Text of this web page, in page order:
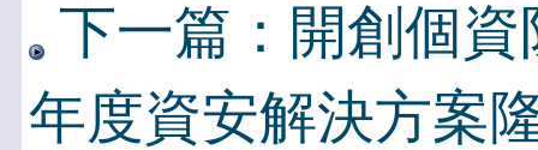
下一篇：開創個資
年度資安解決方案